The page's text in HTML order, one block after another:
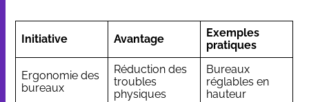
Initiative Avantage
Exemples
pratiques
Ergonomie des
bureaux
Réduction des
troubles
physiques
Bureaux
réglables en
hauteur